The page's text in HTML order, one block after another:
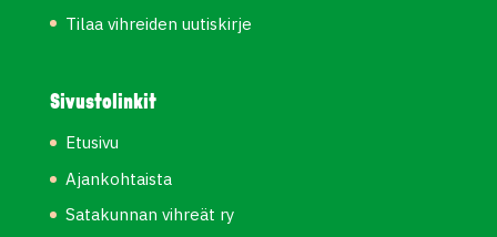
Tilaa vihreiden uutiskirje
Sivustolinkit
Etusivu
Ajankohtaista
Satakunnan vihreät ry